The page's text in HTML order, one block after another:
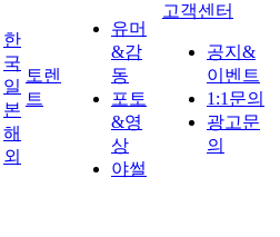
한
국
일
본
해
외
토렌
트
유머
&감
동
포토
&영
상
야썰
고객센터
공지&
이벤트
1:1문의
광고문
의